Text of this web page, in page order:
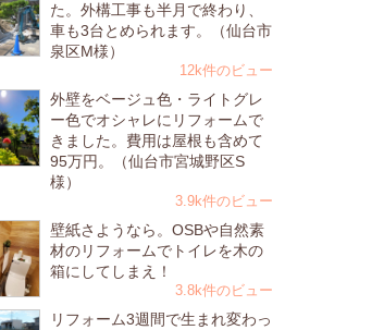
た。外構工事も半月で終わり、
車も3台とめられます。（仙台市
泉区M様）
12k件のビュー
外壁をベージュ色・ライトグレ
ー色でオシャレにリフォームで
きました。費用は屋根も含めて
95万円。（仙台市宮城野区S
様）
3.9k件のビュー
壁紙さようなら。OSBや自然素
材のリフォームでトイレを木の
箱にしてしまえ！
3.8k件のビュー
リフォーム3週間で生まれ変わっ